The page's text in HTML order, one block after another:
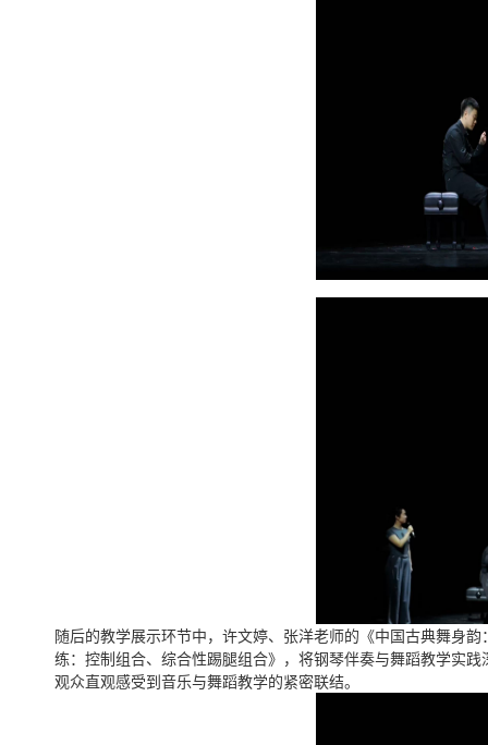
随后的教学展示环节中，许文婷、张洋老师的《中国古典舞身
练：控制组合、综合性踢腿组合》，将钢琴伴奏与舞蹈教学实
观众直观感受到音乐与舞蹈教学的紧密联结。